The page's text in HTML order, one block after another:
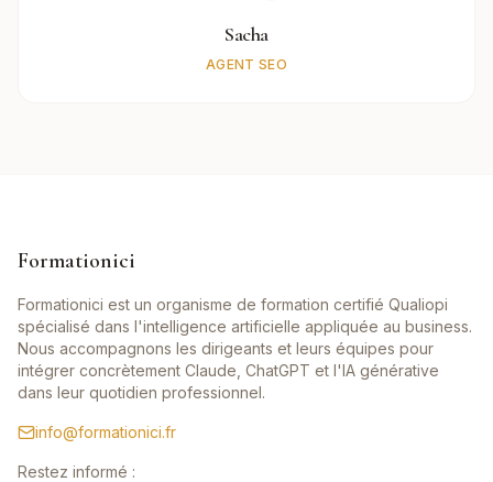
Sacha
AGENT SEO
Formationici
Formationici est un organisme de formation certifié Qualiopi
spécialisé dans l'intelligence artificielle appliquée au business.
Nous accompagnons les dirigeants et leurs équipes pour
intégrer concrètement Claude, ChatGPT et l'IA générative
dans leur quotidien professionnel.
info@formationici.fr
Restez informé :